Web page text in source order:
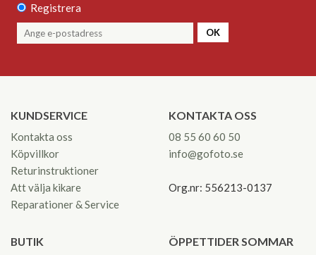
Registrera
OK
KUNDSERVICE
Kontakta oss
Köpvillkor
Returinstruktioner
Att välja kikare
Reparationer & Service
KONTAKTA OSS
08 55 60 60 50
info@gofoto.se
Org.nr: 556213-0137
BUTIK ÖPPETTIDER SOMMAR